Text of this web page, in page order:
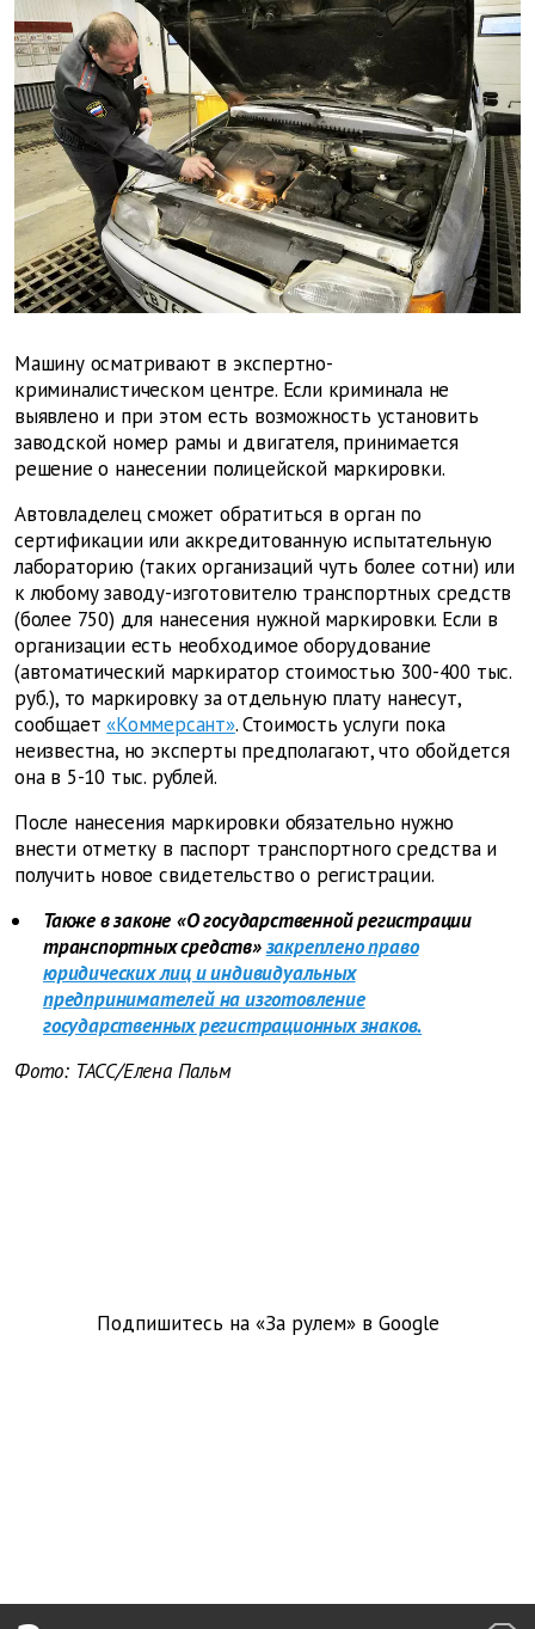
Машину осматривают в экспертно-
криминалистическом центре. Если криминала не
выявлено и при этом есть возможность установить
заводской номер рамы и двигателя, принимается
решение о нанесении полицейской маркировки.
Автовладелец сможет обратиться в орган по
сертификации или аккредитованную испытательную
лабораторию (таких организаций чуть более сотни) или
к любому заводу-изготовителю транспортных средств
(более 750) для нанесения нужной маркировки. Если в
организации есть необходимое оборудование
(автоматический маркиратор стоимостью 300-400 тыс.
руб.), то маркировку за отдельную плату нанесут,
сообщает «Коммерсант». Стоимость услуги пока
неизвестна, но эксперты предполагают, что обойдется
она в 5-10 тыс. рублей.
После нанесения маркировки обязательно нужно
внести отметку в паспорт транспортного средства и
получить новое свидетельство о регистрации.
Также в законе «О государственной регистрации
транспортных средств»закреплено право
юридических лиц и индивидуальных
предпринимателей на изготовление
государственных регистрационных знаков.
Фото: ТАСС/Елена Пальм
Подпишитесь на «За рулем» в Google